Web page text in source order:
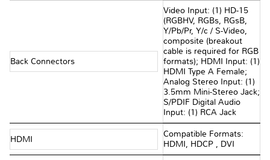
Back Connectors
Video Input: (1) HD-15
(RGBHV, RGBs, RGsB,
Y/Pb/Pr, Y/c / S-Video,
composite (breakout
cable is required for RGB
formats); HDMI Input: (1)
HDMI Type A Female;
Analog Stereo Input: (1)
3.5mm Mini-Stereo Jack;
S/PDIF Digital Audio
Input: (1) RCA Jack
HDMI
Compatible Formats:
HDMI, HDCP , DVI